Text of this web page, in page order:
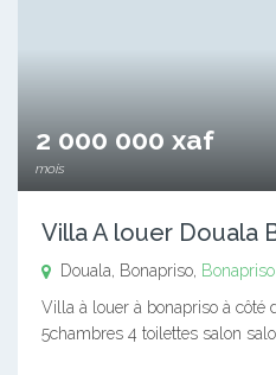
2 000 000 xaf
mois
Villa A louer Douala
Douala, Bonapriso, Bonapriso
Villa à louer à bonapriso à côté
5chambres 4 toilettes salon